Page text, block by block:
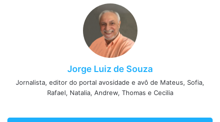
Jorge Luiz de Souza
Jornalista, editor do portal avosidade e avô de Mateus, Sofia,
Rafael, Natalia, Andrew, Thomas e Cecilia